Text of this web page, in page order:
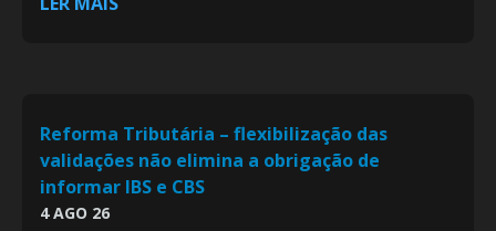
Reforma Tributária – flexibilização das
validações não elimina a obrigação de
informar IBS e CBS
4 AGO 26